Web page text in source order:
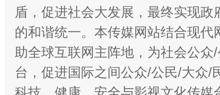
盾，促进社会大发展，最终实现
的和谐统一。本传媒网站结合现
助全球互联网主阵地，为社会公
台，促进国际之间公众/公民/大众/